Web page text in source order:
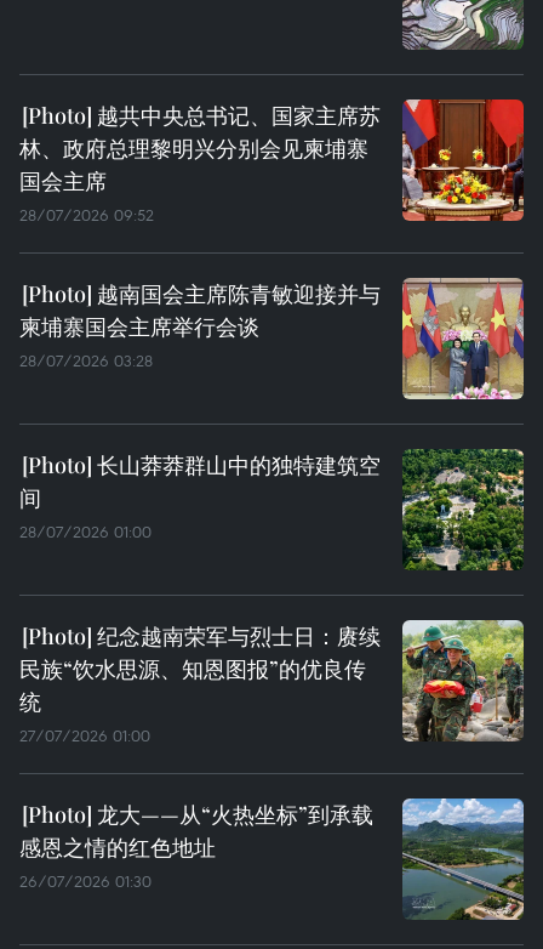
越共中央总书记、国家主席苏
林、政府总理黎明兴分别会见柬埔寨
国会主席
28/07/2026 09:52
越南国会主席陈青敏迎接并与
柬埔寨国会主席举行会谈
28/07/2026 03:28
长山莽莽群山中的独特建筑空
间
28/07/2026 01:00
纪念越南荣军与烈士日：赓续
民族“饮水思源、知恩图报”的优良传
统
27/07/2026 01:00
龙大——从“火热坐标”到承载
感恩之情的红色地址
26/07/2026 01:30